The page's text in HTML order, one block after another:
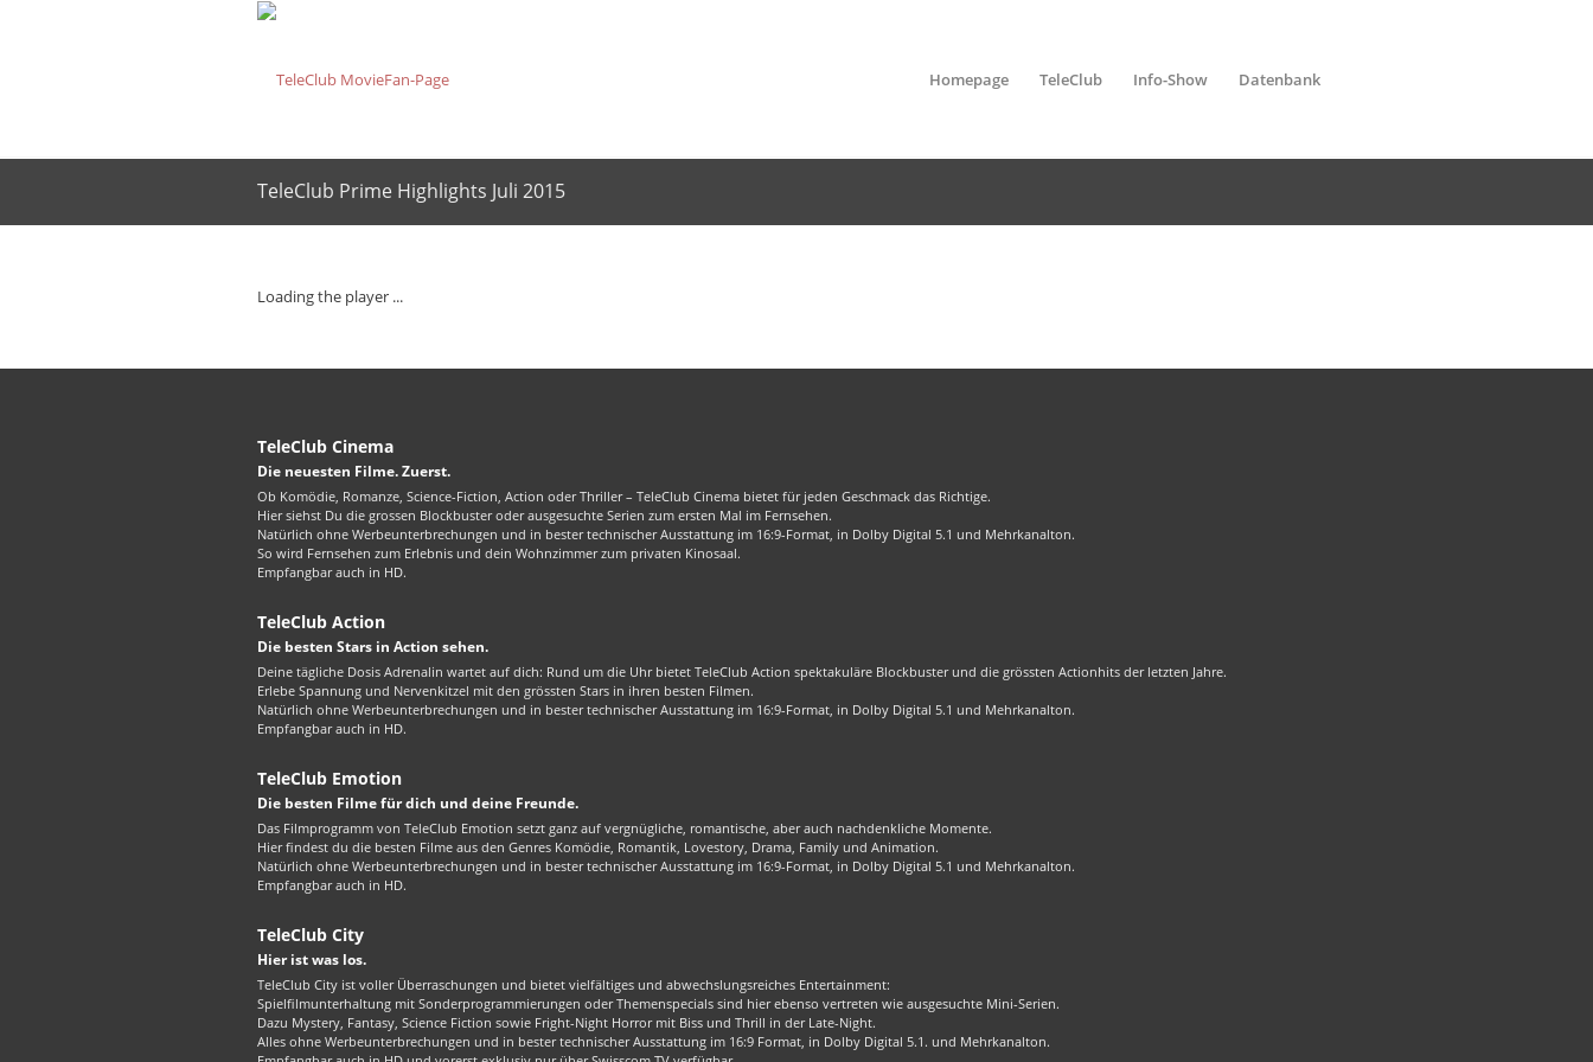
Homepage TeleClub Info-Show Datenbank
TeleClub Prime Highlights Juli 2015
Loading the player ...
TeleClub Cinema
Die neuesten Filme. Zuerst.
Ob Komödie, Romanze, Science-Fiction, Action oder Thriller – TeleClub Cinema bietet für jeden Geschmack das Richtige.
Hier siehst Du die grossen Blockbuster oder ausgesuchte Serien zum ersten Mal im Fernsehen.
Natürlich ohne Werbeunterbrechungen und in bester technischer Ausstattung im 16:9-Format, in Dolby Digital 5.1 und Mehrkanalton.
So wird Fernsehen zum Erlebnis und dein Wohnzimmer zum privaten Kinosaal.
Empfangbar auch in HD.
TeleClub Action
Die besten Stars in Action sehen.
Deine tägliche Dosis Adrenalin wartet auf dich: Rund um die Uhr bietet TeleClub Action spektakuläre Blockbuster und die grössten Actionhits der letzten Jahre.
Erlebe Spannung und Nervenkitzel mit den grössten Stars in ihren besten Filmen.
Natürlich ohne Werbeunterbrechungen und in bester technischer Ausstattung im 16:9-Format, in Dolby Digital 5.1 und Mehrkanalton.
Empfangbar auch in HD.
TeleClub Emotion
Die besten Filme für dich und deine Freunde.
Das Filmprogramm von TeleClub Emotion setzt ganz auf vergnügliche, romantische, aber auch nachdenkliche Momente.
Hier findest du die besten Filme aus den Genres Komödie, Romantik, Lovestory, Drama, Family und Animation.
Natürlich ohne Werbeunterbrechungen und in bester technischer Ausstattung im 16:9-Format, in Dolby Digital 5.1 und Mehrkanalton.
Empfangbar auch in HD.
TeleClub City
Hier ist was los.
TeleClub City ist voller Überraschungen und bietet vielfältiges und abwechslungsreiches Entertainment:
Spielfilmunterhaltung mit Sonderprogrammierungen oder Themenspecials sind hier ebenso vertreten wie ausgesuchte Mini-Serien.
Dazu Mystery, Fantasy, Science Fiction sowie Fright-Night Horror mit Biss und Thrill in der Late-Night.
Alles ohne Werbeunterbrechungen und in bester technischer Ausstattung im 16:9 Format, in Dolby Digital 5.1. und Mehrkanalton.